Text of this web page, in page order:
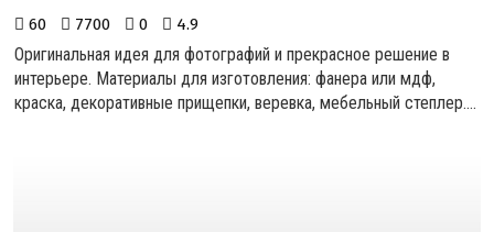
60 7700 0 4.9
Оригинальная идея для фотографий и прекрасное решение в
интерьере. Материалы для изготовления: фанера или мдф,
краска, декоративные прищепки, веревка, мебельный степлер....